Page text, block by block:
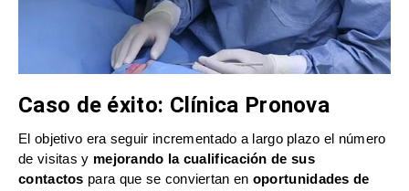
Caso de éxito: Clínica Pronova
El objetivo era seguir incrementado a largo plazo el número
de visitas y mejorando la cualificación de sus
contactos para que se conviertan en oportunidades de